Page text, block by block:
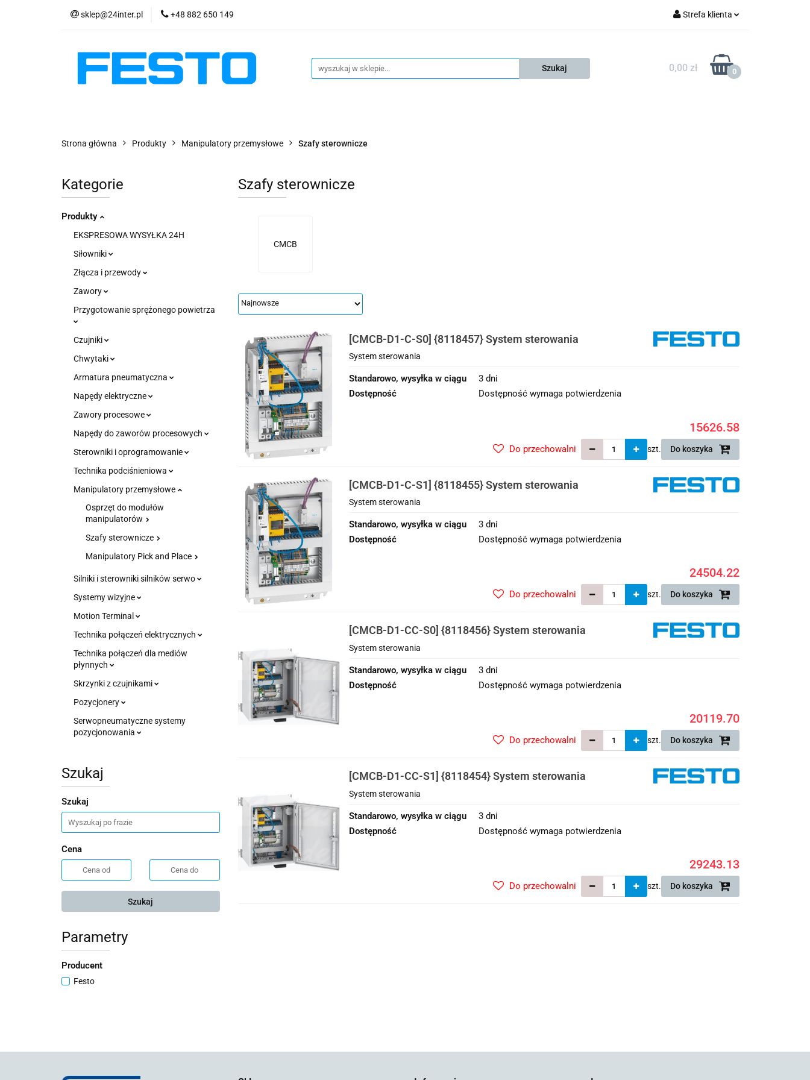
sklep@24inter.pl +48 882 650 149 Strefa klienta
Zarejestruj się
Dodaj zgłoszenie
0,00 zł 0
PRODUKTY
AKTUALNOŚCI KONTAKT KSP
Strona główna Produkty Manipulatory przemysłowe Szafy sterownicze
Kategorie
Produkty
EKSPRESOWA WYSYŁKA 24H
Siłowniki
Złącza i przewody
Zawory
Przygotowanie sprężonego powietrza
Czujniki
Chwytaki
Armatura pneumatyczna
Napędy elektryczne
Zawory procesowe
Napędy do zaworów procesowych
Sterowniki i oprogramowanie
Technika podciśnieniowa
Manipulatory przemysłowe
Osprzęt do modułów
manipulatorów
Szafy sterownicze
Manipulatory Pick and Place
Silniki i sterowniki silników serwo
Systemy wizyjne
Motion Terminal
Technika połączeń elektrycznych
Technika połączeń dla mediów
płynnych
Skrzynki z czujnikami
Pozycjonery
Serwopneumatyczne systemy
pozycjonowania
Szukaj
Szukaj
Cena
Szukaj
Parametry
Producent
Festo
Szafy sterownicze
CMCB
[CMCB-D1-C-S0] {8118457} System sterowania
System sterowania
Standarowo, wysyłka w ciągu
3 dni
Dostępność
Dostępność wymaga potwierdzenia
15626.58
szt. Do koszyka
Do przechowalni
[CMCB-D1-C-S1] {8118455} System sterowania
System sterowania
Standarowo, wysyłka w ciągu
3 dni
Dostępność
Dostępność wymaga potwierdzenia
24504.22
szt. Do koszyka
Do przechowalni
[CMCB-D1-CC-S0] {8118456} System sterowania
System sterowania
Standarowo, wysyłka w ciągu
3 dni
Dostępność
Dostępność wymaga potwierdzenia
20119.70
szt. Do koszyka
Do przechowalni
[CMCB-D1-CC-S1] {8118454} System sterowania
System sterowania
Standarowo, wysyłka w ciągu
3 dni
Dostępność
Dostępność wymaga potwierdzenia
29243.13
szt. Do koszyka
Do przechowalni